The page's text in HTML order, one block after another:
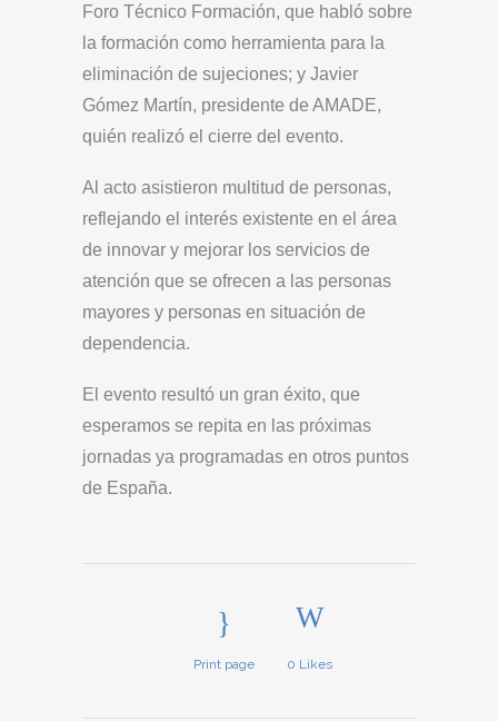
Foro Técnico Formación, que habló sobre
la formación como herramienta para la
eliminación de sujeciones; y Javier
Gómez Martín, presidente de AMADE,
quién realizó el cierre del evento.
Al acto asistieron multitud de personas,
reflejando el interés existente en el área
de innovar y mejorar los servicios de
atención que se ofrecen a las personas
mayores y personas en situación de
dependencia.
El evento resultó un gran éxito, que
esperamos se repita en las próximas
jornadas ya programadas en otros puntos
de España.
Print page 0 Likes